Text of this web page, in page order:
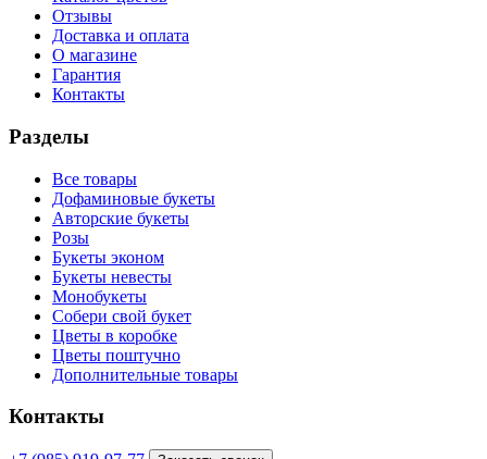
Отзывы
Доставка и оплата
О магазине
Гарантия
Контакты
Разделы
Все товары
Дофаминовые букеты
Авторские букеты
Розы
Букеты эконом
Букеты невесты
Монобукеты
Собери свой букет
Цветы в коробке
Цветы поштучно
Дополнительные товары
Контакты